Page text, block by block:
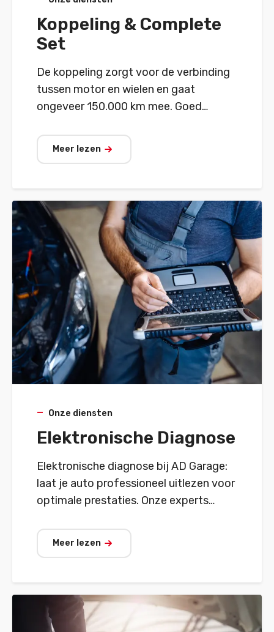
Koppeling & Complete
Set
De koppeling zorgt voor de verbinding
tussen motor en wielen en gaat
ongeveer 150.000 km mee. Goed
Meer lezen
Onze diensten
Elektronische Diagnose
Elektronische diagnose bij AD Garage:
laat je auto professioneel uitlezen voor
optimale prestaties. Onze experts
diagnosesystemen om verborgen
problemen op te sporen voordat ze tot
uitlezen tot volledige systeemanalyse?
Boek nu online je afspraak voor
betrouwbare auto diagnose.
Meer lezen